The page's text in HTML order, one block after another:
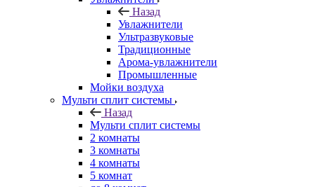
Назад
Увлажнители
Ультразвуковые
Традиционные
Арома-увлажнители
Промышленные
Мойки воздуха
Мульти сплит системы
Назад
Мульти сплит системы
2 комнаты
3 комнаты
4 комнаты
5 комнат